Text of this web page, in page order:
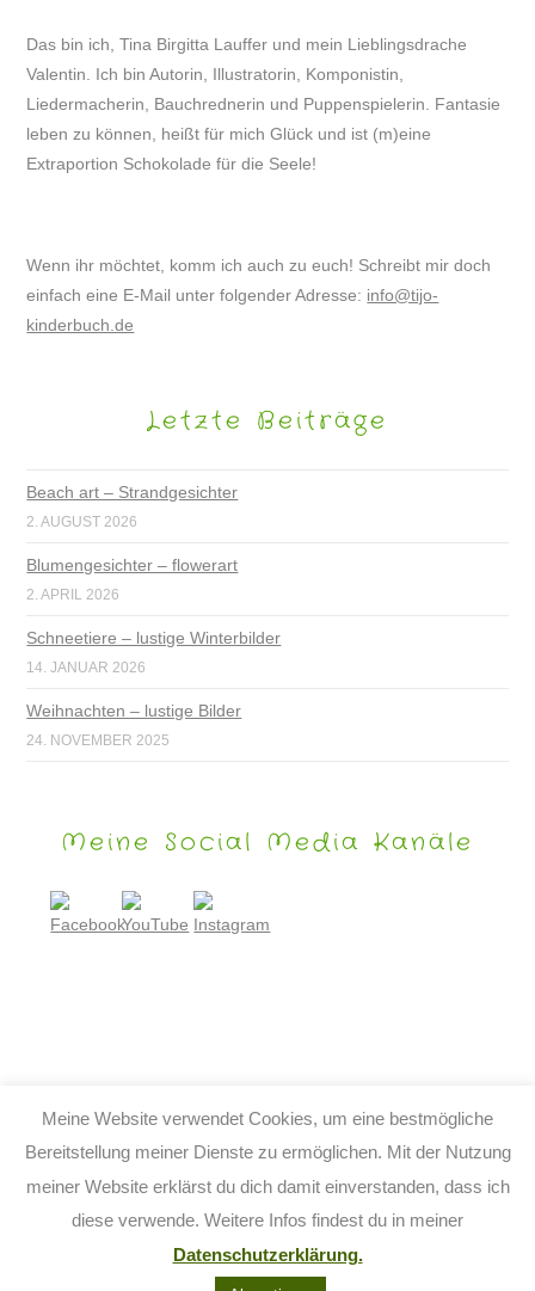
Das bin ich, Tina Birgitta Lauffer und mein Lieblingsdrache
Valentin. Ich bin Autorin, Illustratorin, Komponistin,
Liedermacherin, Bauchrednerin und Puppenspielerin. Fantasie
leben zu können, heißt für mich Glück und ist (m)eine
Extraportion Schokolade für die Seele!
Wenn ihr möchtet, komm ich auch zu euch! Schreibt mir doch
einfach eine E-Mail unter folgender Adresse: info@tijo-
kinderbuch.de
Letzte Beiträge
Beach art – Strandgesichter
2. AUGUST 2026
Blumengesichter – flowerart
2. APRIL 2026
Schneetiere – lustige Winterbilder
14. JANUAR 2026
Weihnachten – lustige Bilder
24. NOVEMBER 2025
Meine Social Media Kanäle
Meine Website verwendet Cookies, um eine bestmögliche
Bereitstellung meiner Dienste zu ermöglichen. Mit der Nutzung
meiner Website erklärst du dich damit einverstanden, dass ich
diese verwende. Weitere Infos findest du in meiner
Datenschutzerklärung.